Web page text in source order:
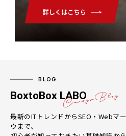
BLOG
BoxtoBox LABO
最新のITトレンドからSEO・Webマ
ウまで、